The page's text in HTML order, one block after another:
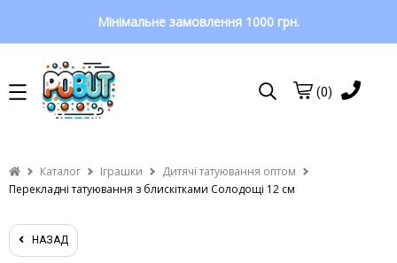
Мінімальне замовлення 1000 грн.
(0)
Каталог Іграшки
Дитячі татуювання оптом
Перекладні татуювання з блискітками Солодощі 12 см
НАЗАД